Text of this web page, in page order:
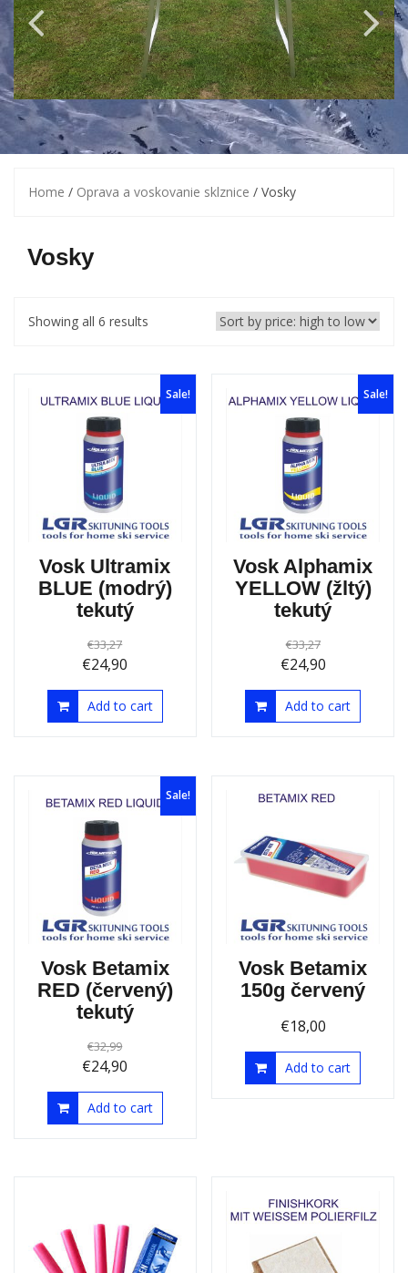
Home / Oprava a voskovanie sklznice / Vosky
Vosky
Showing all 6 results
Sale!
Vosk Ultramix
BLUE (modrý)
tekutý
€33,27
€24,90
Add to cart
Sale!
Vosk Alphamix
YELLOW (žltý)
tekutý
€33,27
€24,90
Add to cart
Sale!
Vosk Betamix
RED (červený)
tekutý
€32,99
€24,90
Add to cart
Vosk Betamix
150g červený
€ 18,00
Add to cart